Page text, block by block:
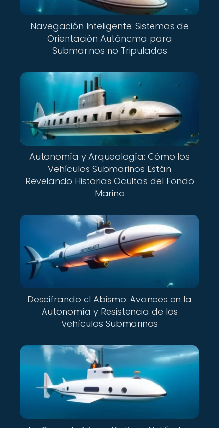
Navegación Inteligente: Sistemas de
Orientación Autónoma para
Submarinos no Tripulados
Autonomía y Arqueología: Cómo los
Vehículos Submarinos Están
Revelando Historias Ocultas del Fondo
Marino
Descifrando el Abismo: Avances en la
Autonomía y Resistencia de los
Vehículos Submarinos